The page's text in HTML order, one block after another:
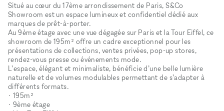
Situé au cœur du 17ème arrondissement de Paris, S&Co
Showroom est un espace lumineux et confidentiel dédié aux
marques de prêt-à-porter.
Au 9ème étage avec une vue dégagée sur Paris et la Tour Eiffel, ce
showroom de 195m² offre un cadre exceptionnel pour les
présentations de collections, ventes privées, pop-up stores,
rendez-vous presse ou événements mode.
L’espace, élégant et minimaliste, bénéficie d’une belle lumière
naturelle et de volumes modulables permettant de s’adapter à
différents formats.
• 195m²
• 9ème étage